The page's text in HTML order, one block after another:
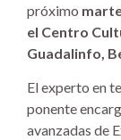
próximo
el Centro
Guadalinfo,
El experto en
ponente
avanzadas de